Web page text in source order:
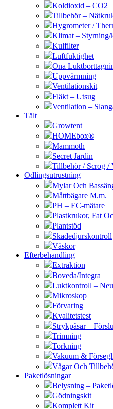
Koldioxid – CO2
Tillbehör –
Hygrometer /
Klimat – Styrning/
Kulfilter
Luftfuktighet
Ona
Uppvärmning
Ventilationskit
Fläkt – Utsug
Ventilation –
Tält
Growtent
HOMEbox®
Mammoth
Secret Jardin
Tillbehör / Scrog /
Odlingsutrustning
Mylar Och
Måttbägare M.m.
PH – EC-mätare
Plastkrukor, Fat
Plantstöd
Skadedjurskontroll
Väskor
Efterbehandling
Extraktion
Boveda/Integra
Luktkontroll –
Mikroskop
Förvaring
Kvalitetstest
Strykpåsar –
Trimning
Torkning
Vakuum &
Vågar Och
Paketlösningar
Belysning –
Gödningskit
Komplett Kit